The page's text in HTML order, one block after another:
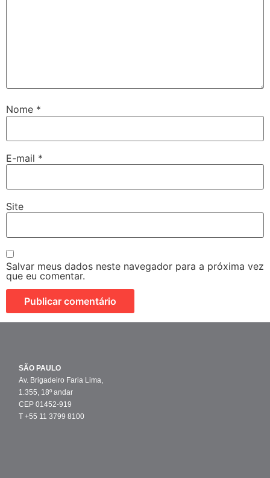
Nome *
E-mail *
Site
Salvar meus dados neste navegador para a próxima vez
que eu comentar.
SÃO PAULO
Av. Brigadeiro Faria Lima,
1.355, 18º andar
CEP 01452-919
T +55 11 3799 8100